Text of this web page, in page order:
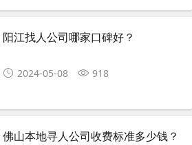
阳江找人公司哪家口碑好？
2024-05-08 918
佛山本地寻人公司收费标准多少钱？